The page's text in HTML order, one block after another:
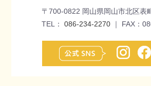
〒700-0822 岡山県岡山市北区表
TEL： 086-234-2270 ｜ FAX：